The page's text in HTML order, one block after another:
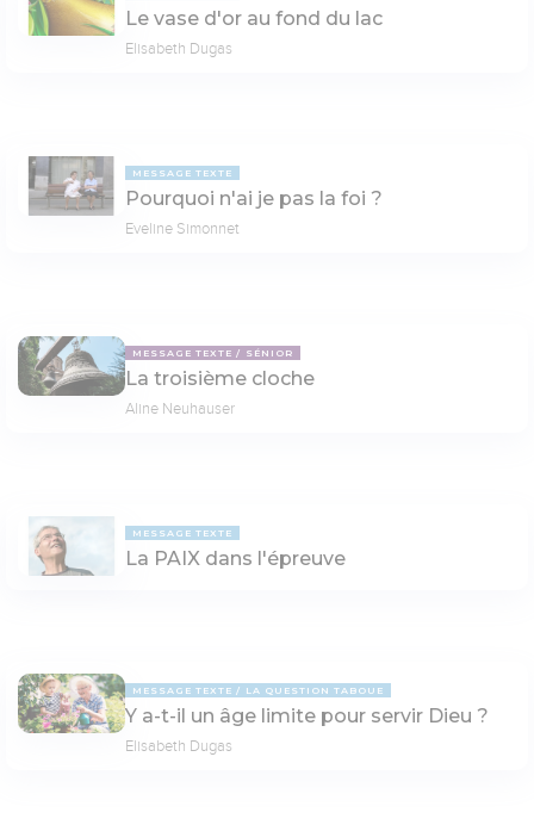
Le vase d'or au fond du lac
Elisabeth Dugas
MESSAGE TEXTE
Pourquoi n'ai je pas la foi ?
Eveline Simonnet
MESSAGE TEXTE SÉNIOR
La troisième cloche
Aline Neuhauser
MESSAGE TEXTE
La PAIX dans l'épreuve
MESSAGE TEXTE LA QUESTION TABOUE
Y a-t-il un âge limite pour servir Dieu ?
Elisabeth Dugas